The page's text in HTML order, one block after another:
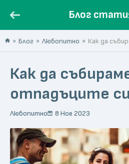
Блог
Блог Любопитно Как да
Как да
отпадъците
Любопитно 8 Ное 2023